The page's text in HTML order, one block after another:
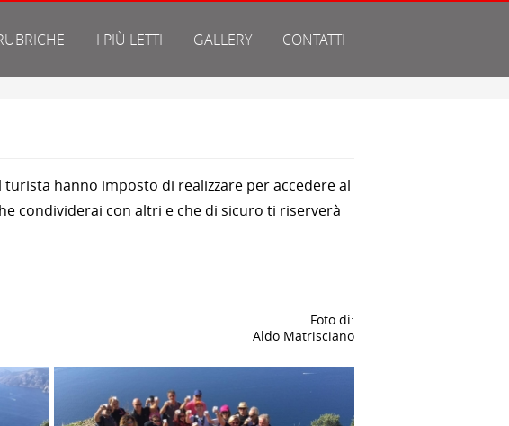
I PIÙ LETTI GALLERY CONTATTI
hanno imposto di realizzare per accedere al
condividerai con altri e che di sicuro ti riserverà
Foto di:
Aldo Matrisciano